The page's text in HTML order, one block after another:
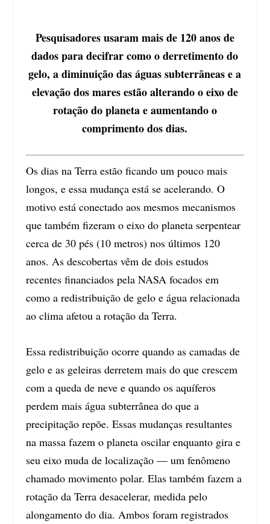
Pesquisadores usaram mais de 120 anos de
dados para decifrar como o derretimento do
gelo, a diminuição das águas subterrâneas e a
elevação dos mares estão alterando o eixo de
rotação do planeta e aumentando o
comprimento dos dias.
Os dias na Terra estão ficando um pouco mais
longos, e essa mudança está se acelerando. O
motivo está conectado aos mesmos mecanismos
que também fizeram o eixo do planeta serpentear
cerca de 30 pés (10 metros) nos últimos 120
anos. As descobertas vêm de dois estudos
recentes financiados pela NASA focados em
como a redistribuição de gelo e água relacionada
ao clima afetou a rotação da Terra.
Essa redistribuição ocorre quando as camadas de
gelo e as geleiras derretem mais do que crescem
com a queda de neve e quando os aquíferos
perdem mais água subterrânea do que a
precipitação repõe. Essas mudanças resultantes
na massa fazem o planeta oscilar enquanto gira e
seu eixo muda de localização — um fenômeno
chamado movimento polar. Elas também fazem a
rotação da Terra desacelerar, medida pelo
alongamento do dia. Ambos foram registrados